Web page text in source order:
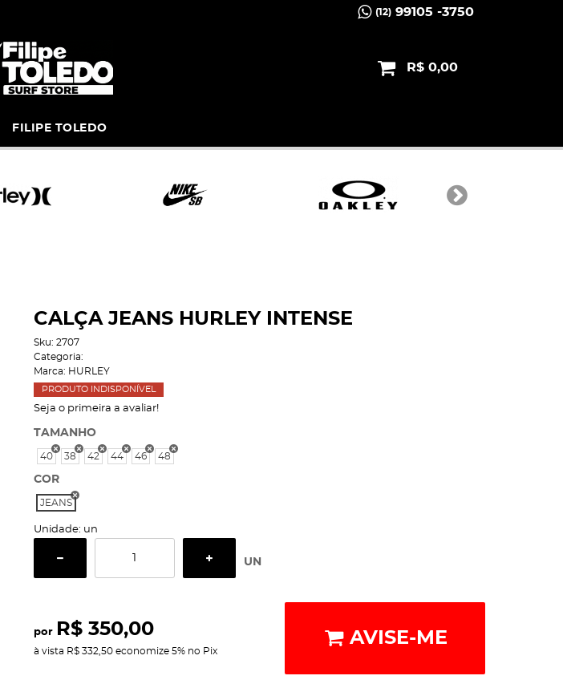
(12)99105 -3750
R$ 0,00
FILIPE TOLEDO
CALÇA JEANS HURLEY INTENSE
Sku: 2707
Categoria:
Marca: HURLEY
PRODUTO INDISPONÍVEL
Seja o primeira a avaliar!
TAMANHO
40 38 42 44 46 48
COR
JEANS
Unidade: un
UN
por R$ 350,00
à vista R$ 332,50economize 5% no Pix
AVISE-ME